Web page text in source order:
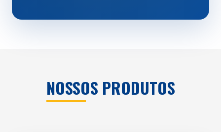
NOSSOS PRODUTOS